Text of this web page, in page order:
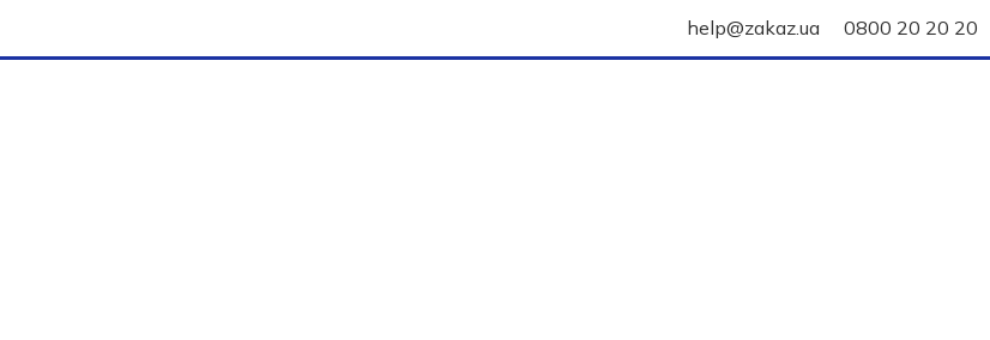
help@zakaz.ua 0800 20 20 20